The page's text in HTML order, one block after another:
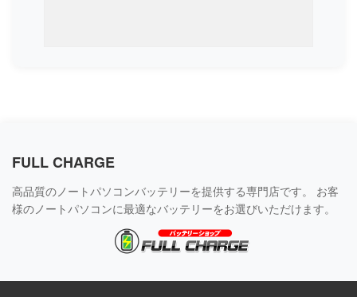
FULL CHARGE
高品質のノートパソコンバッテリーを提供する専門店です。 お客
様のノートパソコンに最適なバッテリーをお選びいただけます。